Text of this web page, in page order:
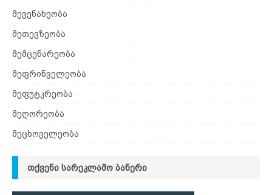
მევენახეობა
მეთევზეობა
მემცენარეობა
მეფრინველეობა
მეფუტკრეობა
მეღორეობა
მეცხოველეობა
ᲗᲥᲕᲔᲜᲘ ᲡᲐᲠᲔᲙᲚᲐᲛᲝ ᲑᲐᲜᲔᲠᲘ